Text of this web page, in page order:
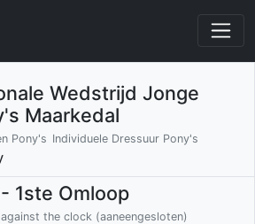
Wedstrijd Jonge
Maarkedal
Pony's Individuele Dressuur Pony's
1ste Omloop
the clock (aaneengesloten)